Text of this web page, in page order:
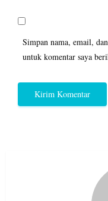
Simpan nama, email,
untuk komentar saya